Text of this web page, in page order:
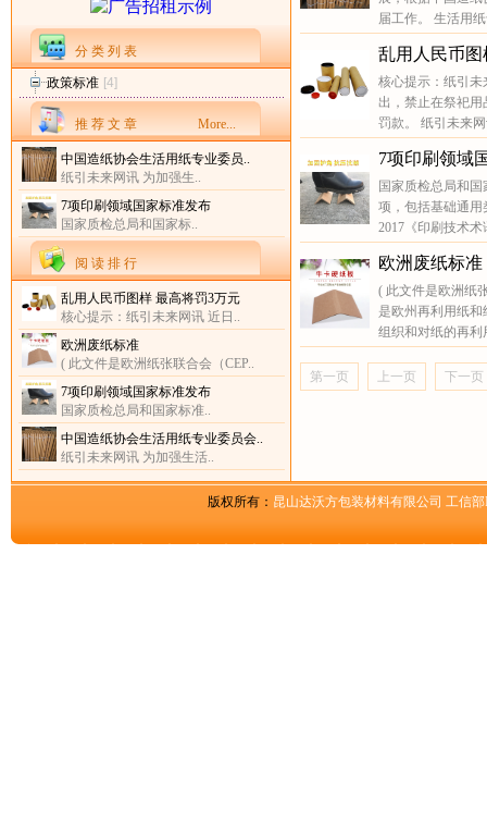
分 类 列 表
政策标准 [4]
推 荐 文 章 More...
中国造纸协会生活用纸专业委员..
纸引未来网讯 为加强生..
7项印刷领域国家标准发布
国家质检总局和国家标..
阅 读 排 行
乱用人民币图样 最高将罚3万元
核心提示：纸引未来网讯 近日..
欧洲废纸标准
( 此文件是欧洲纸张联合会（CEP..
7项印刷领域国家标准发布
国家质检总局和国家标准..
中国造纸协会生活用纸专业委员会..
纸引未来网讯 为加强生活..
届工作。 生活用
乱用人民币图
核心提示：纸引
出，禁止在祭祀用
罚款。 纸引未来
7项印刷领域
国家质检总局和
项，包括基础通用
2017《印刷技术
欧洲废纸标准
( 此文件是欧洲纸
是欧州再利用纸
组织和对纸的再利
第一页 上一页 下一页
版权所有： 昆山达沃方包装材料有限公司 工信